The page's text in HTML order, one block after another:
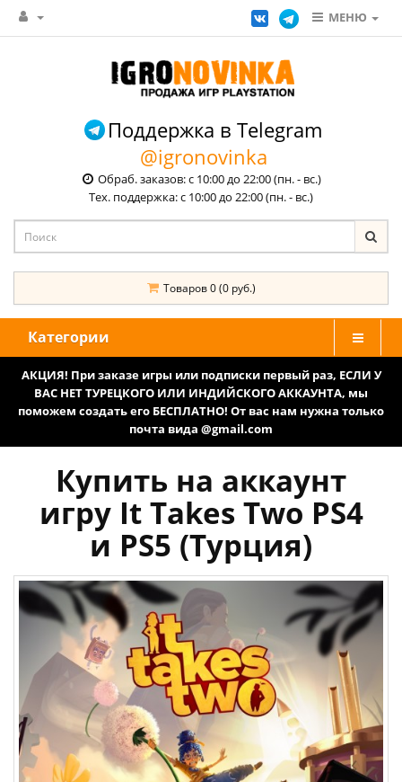
МЕНЮ
Поддержка в Telegram
@igronovinka
Обраб. заказов: с 10:00 до 22:00 (пн. - вс.)
Тех. поддержка: с 10:00 до 22:00 (пн. - вс.)
Товаров 0 (0 руб.)
Категории
АКЦИЯ! При заказе игры или подписки первый раз, ЕСЛИ У
ВАС НЕТ ТУРЕЦКОГО ИЛИ ИНДИЙСКОГО АККАУНТА, мы
поможем создать его БЕСПЛАТНО! От вас нам нужна только
почта вида @gmail.com
Купить на аккаунт
игру It Takes Two PS4
и PS5 (Турция)